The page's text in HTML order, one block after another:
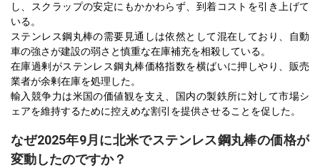
し、スクラップの安定にもかかわらず、到着コストを引き上げて
いる。
ステンレス鋼丸棒の需要見通しは依然として混在しており、自動
車の強さが建設の弱さと慎重な在庫補充を相殺している。
在庫過剰がステンレス鋼丸棒価格指数を横ばいに押しやり、販売
業者が余剰在庫を処理した。
輸入競争力は米国の価値観を支え、国内の製鉄所に対して市場シ
ェアを維持するために控えめな割引を提供させることを促した。
なぜ2025年9月に北米でステンレス鋼丸棒の価格が
変動したのですか？